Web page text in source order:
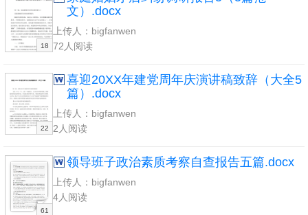
18
文）.docx
上传人：bigfanwen
72人阅读
22
喜迎20XX年建党周年庆演讲稿致辞（大全5
篇）.docx
上传人：bigfanwen
2人阅读
61
领导班子政治素质考察自查报告五篇.docx
上传人：bigfanwen
4人阅读